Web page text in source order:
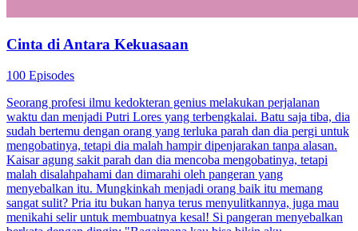
Cinta di Antara Kekuasaan
100 Episodes
Seorang profesi ilmu kedokteran genius melakukan perjalanan
waktu dan menjadi Putri Lores yang terbengkalai. Batu saja tiba, dia
sudah bertemu dengan orang yang terluka parah dan dia pergi untuk
mengobatinya, tetapi dia malah hampir dipenjarakan tanpa alasan.
Kaisar agung sakit parah dan dia mencoba mengobatinya, tetapi
malah disalahpahami dan dimarahi oleh pangeran yang
menyebalkan itu. Mungkinkah menjadi orang baik itu memang
sangat sulit? Pria itu bukan hanya terus menyulitkannya, juga mau
menikahi selir untuk membuatnya kesal! Si pangeran menyebalkan